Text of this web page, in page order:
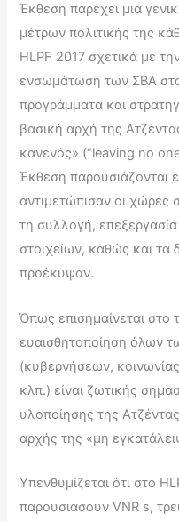
Έκθεση παρέχει μια
μέτρων πολιτικής της
HLPF 2017 σχετικά με
ενσωμάτωση των ΣΒΑ
προγράμματα και
βασική αρχή της
κανενός» (“leaving no
Έκθεση παρουσιάζονται
αντιμετώπισαν οι χώρες
τη συλλογή,
στοιχείων, καθώς και τα
προέκυψαν.
Όπως επισημαίνεται στο
ευαισθητοποίηση όλων
(κυβερνήσεων,
κλπ.) είναι ζωτικής
υλοποίησης της
αρχής της «μη
Υπενθυμίζεται ότι στο
παρουσιάσουν VNR s,